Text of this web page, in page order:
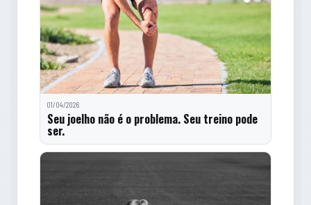
01/04/2026
Seu joelho não é o problema. Seu treino pode
ser.